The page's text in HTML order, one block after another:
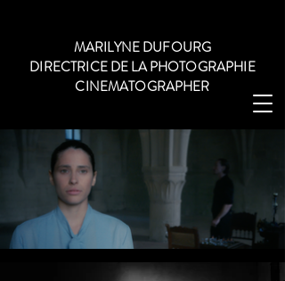
MARILYNE DUFOURG
DIRECTRICE DE LA PHOTOGRAPHIE
CINEMATOGRAPHER